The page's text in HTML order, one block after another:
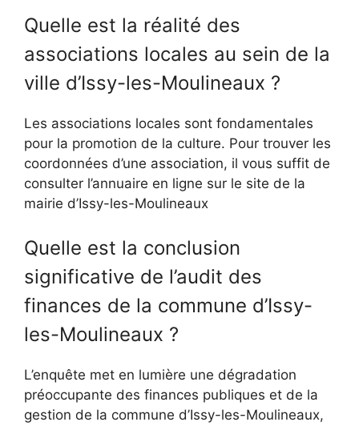
Quelle est la réalité des
associations locales au sein de la
ville d’Issy-les-Moulineaux ?
Les associations locales sont fondamentales
pour la promotion de la culture. Pour trouver les
coordonnées d’une association, il vous suffit de
consulter l’annuaire en ligne sur le site de la
mairie d’Issy-les-Moulineaux
Quelle est la conclusion
significative de l’audit des
finances de la commune d’Issy-
les-Moulineaux ?
L’enquête met en lumière une dégradation
préoccupante des finances publiques et de la
gestion de la commune d’Issy-les-Moulineaux,